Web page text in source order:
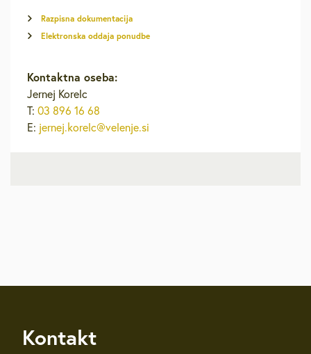
Razpisna dokumentacija
Elektronska oddaja ponudbe
Kontaktna oseba:
Jernej Korelc
T: 03 896 16 68
E: jernej.korelc@velenje.si
Kontakt